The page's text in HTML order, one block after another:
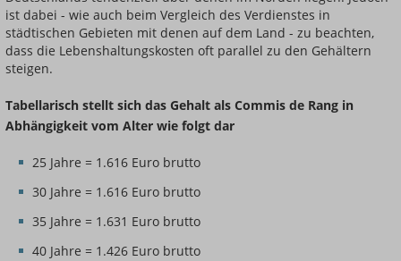
ist dabei - wie auch beim Vergleich des Verdienstes in
städtischen Gebieten mit denen auf dem Land - zu beachten,
dass die Lebenshaltungskosten oft parallel zu den Gehältern
steigen.
Tabellarisch stellt sich das Gehalt als Commis de Rang in
Abhängigkeit vom Alter wie folgt dar
25 Jahre = 1.616 Euro brutto
30 Jahre = 1.616 Euro brutto
35 Jahre = 1.631 Euro brutto
40 Jahre = 1.426 Euro brutto